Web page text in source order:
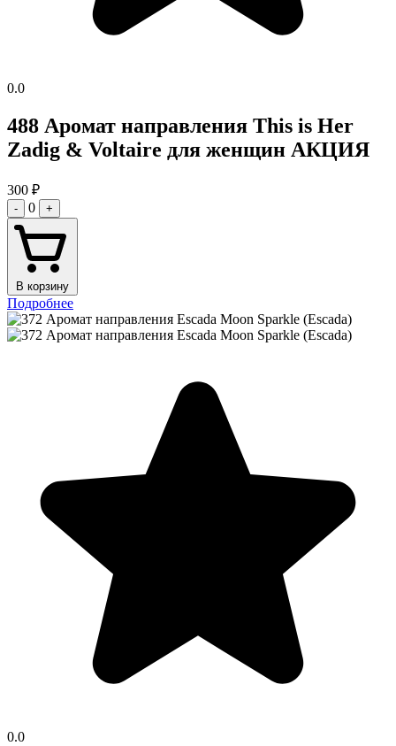
0.0
488 Аромат направления This is Her
Zadig & Voltaire для женщин АКЦИЯ
300 ₽
- 0 +
В корзину
Подробнее
0.0